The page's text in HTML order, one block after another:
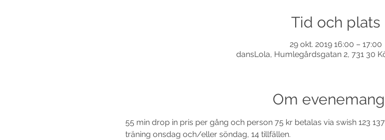
Tid och plats
29 okt. 2019 16:00 – 17:00
dansLola, Humlegårdsgatan 2, 731 30
Om
55 min drop in pris per gång och person 75 kr betalas via swish 123
träning onsdag och/eller söndag, 14 tillfällen.